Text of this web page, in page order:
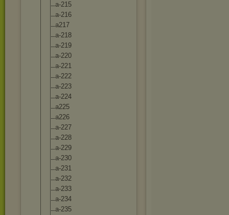
a-215
a-216
a217
a-218
a-219
a-220
a-221
a-222
a-223
a-224
a225
a226
a-227
a-228
a-229
a-230
a-231
a-232
a-233
a-234
a-235